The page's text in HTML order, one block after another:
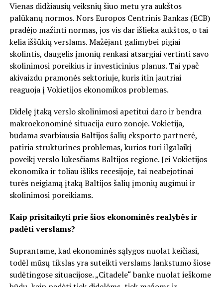
Vienas didžiausių veiksnių šiuo metu yra aukštos
palūkanų normos. Nors Europos Centrinis Bankas (ECB)
pradėjo mažinti normas, jos vis dar išlieka aukštos, o tai
kelia iššūkių verslams. Mažėjant galimybei pigiai
skolintis, daugelis įmonių renkasi atsargiai vertinti savo
skolinimosi poreikius ir investicinius planus. Tai ypač
akivaizdu pramonės sektoriuje, kuris itin jautriai
reaguoja į Vokietijos ekonomikos problemas.
Didelę įtaką verslo skolinimosi apetitui daro ir bendra
makroekonominė situacija euro zonoje. Vokietija,
būdama svarbiausia Baltijos šalių eksporto partnerė,
patiria struktūrines problemas, kurios turi ilgalaikį
poveikį verslo lūkesčiams Baltijos regione. Jei Vokietijos
ekonomika ir toliau išliks recesijoje, tai neabejotinai
turės neigiamą įtaką Baltijos šalių įmonių augimui ir
skolinimosi poreikiams.
Kaip prisitaikyti prie šios ekonominės realybės ir
padėti verslams?
Suprantame, kad ekonominės sąlygos nuolat keičiasi,
todėl mūsų tikslas yra suteikti verslams lankstumo šiose
sudėtingose situacijose. „Citadele“ banke nuolat ieškome